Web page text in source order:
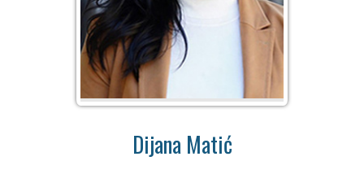
Dijana Matić